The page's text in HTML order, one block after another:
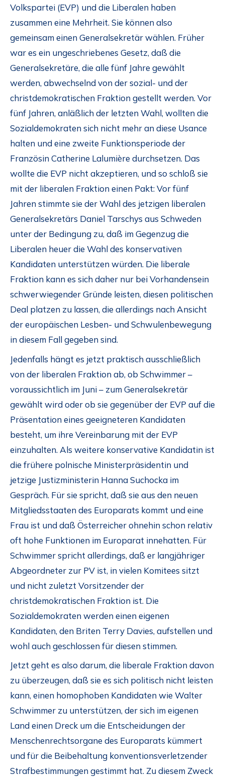
Volkspartei (EVP) und die Liberalen haben
zusammen eine Mehrheit. Sie können also
gemeinsam einen Generalsekretär wählen. Früher
war es ein ungeschriebenes Gesetz, daß die
Generalsekretäre, die alle fünf Jahre gewählt
werden, abwechselnd von der sozial- und der
christdemokratischen Fraktion gestellt werden. Vor
fünf Jahren, anläßlich der letzten Wahl, wollten die
Sozialdemokraten sich nicht mehr an diese Usance
halten und eine zweite Funktionsperiode der
Französin Catherine Lalumière durchsetzen. Das
wollte die EVP nicht akzeptieren, und so schloß sie
mit der liberalen Fraktion einen Pakt: Vor fünf
Jahren stimmte sie der Wahl des jetzigen liberalen
Generalsekretärs Daniel Tarschys aus Schweden
unter der Bedingung zu, daß im Gegenzug die
Liberalen heuer die Wahl des konservativen
Kandidaten unterstützen würden. Die liberale
Fraktion kann es sich daher nur bei Vorhandensein
schwerwiegender Gründe leisten, diesen politischen
Deal platzen zu lassen, die allerdings nach Ansicht
der europäischen Lesben- und Schwulenbewegung
in diesem Fall gegeben sind.
Jedenfalls hängt es jetzt praktisch ausschließlich
von der liberalen Fraktion ab, ob Schwimmer –
voraussichtlich im Juni – zum Generalsekretär
gewählt wird oder ob sie gegenüber der EVP auf die
Präsentation eines geeigneteren Kandidaten
besteht, um ihre Vereinbarung mit der EVP
einzuhalten. Als weitere konservative Kandidatin ist
die frühere polnische Ministerpräsidentin und
jetzige Justizministerin Hanna Suchocka im
Gespräch. Für sie spricht, daß sie aus den neuen
Mitgliedsstaaten des Europarats kommt und eine
Frau ist und daß Österreicher ohnehin schon relativ
oft hohe Funktionen im Europarat innehatten. Für
Schwimmer spricht allerdings, daß er langjähriger
Abgeordneter zur PV ist, in vielen Komitees sitzt
und nicht zuletzt Vorsitzender der
christdemokratischen Fraktion ist. Die
Sozialdemokraten werden einen eigenen
Kandidaten, den Briten Terry Davies, aufstellen und
wohl auch geschlossen für diesen stimmen.
Jetzt geht es also darum, die liberale Fraktion davon
zu überzeugen, daß sie es sich politisch nicht leisten
kann, einen homophoben Kandidaten wie Walter
Schwimmer zu unterstützen, der sich im eigenen
Land einen Dreck um die Entscheidungen der
Menschenrechtsorgane des Europarats kümmert
und für die Beibehaltung konventionsverletzender
Strafbestimmungen gestimmt hat. Zu diesem Zweck